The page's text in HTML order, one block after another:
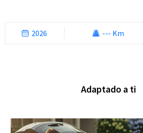
2026 --- Km
Adaptado a ti